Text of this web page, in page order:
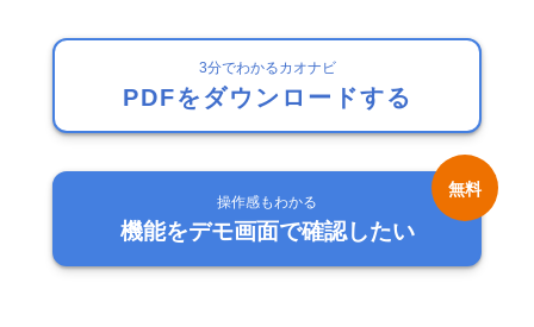
3分でわかるカオナビ
PDFをダウンロードする
操作感もわかる
機能をデモ画面で確認したい